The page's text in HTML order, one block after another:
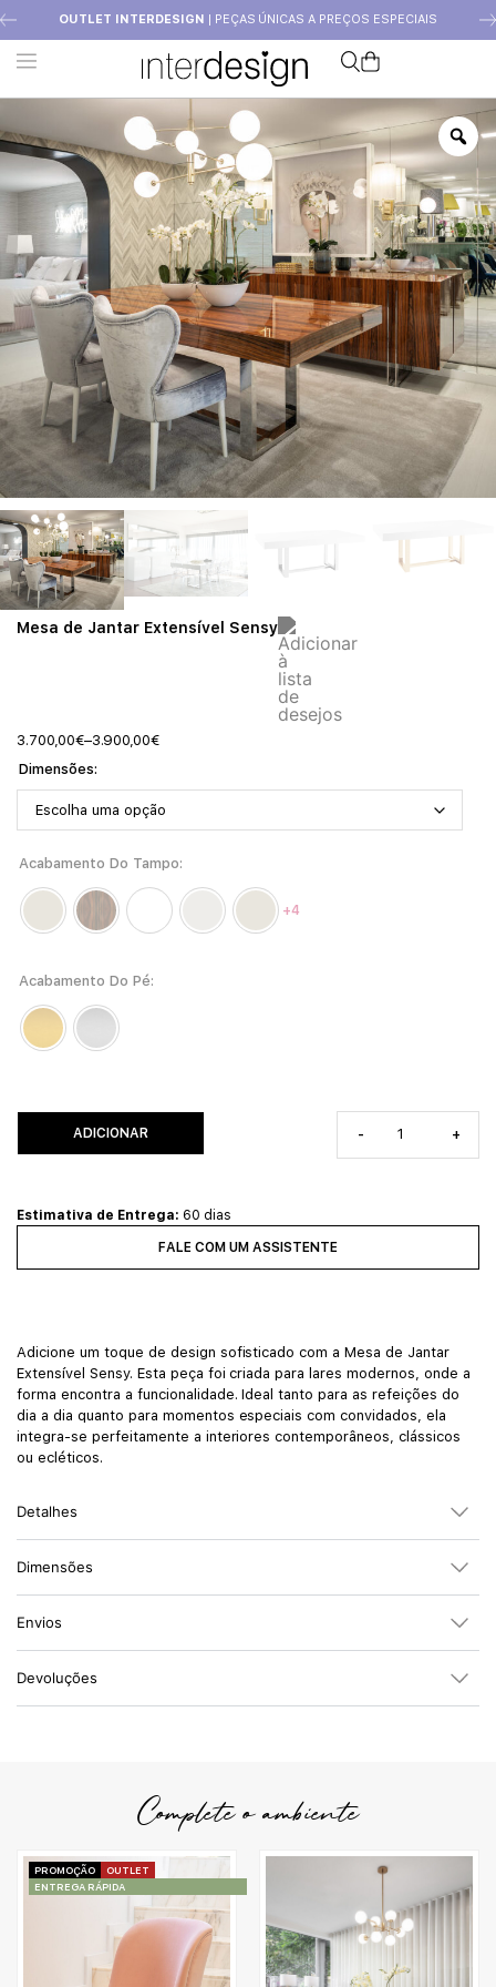
OUTLET INTERDESIGN | PEÇAS ÚNICAS A PREÇOS ESPECIAIS
Mesa de Jantar Extensível Sensy
3.700,00€–3.900,00€
Dimensões
Acabamento Do Tampo
+4
Acabamento Do Pé
- +
ADICIONAR
Estimativa de Entrega: 60 dias
FALE COM UM ASSISTENTE
Adicione um toque de design sofisticado com a Mesa de Jantar
Extensível Sensy. Esta peça foi criada para lares modernos, onde a
forma encontra a funcionalidade. Ideal tanto para as refeições do
dia a dia quanto para momentos especiais com convidados, ela
integra-se perfeitamente a interiores contemporâneos, clássicos
ou ecléticos.
Detalhes
Dimensões
Envios
Devoluções
Complete o ambiente
PROMOÇÃO
OUTLET
ENTREGA RÁPIDA